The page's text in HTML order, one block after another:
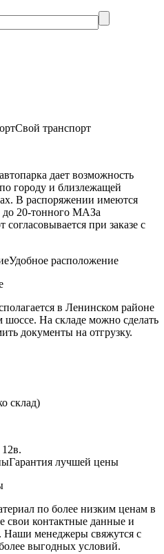
Свой транспорт
дает возможность
городу и близлежащей
В распоряжении имеются
20-тонного МАЗа
при заказе с
Удобное расположение
в Ленинском районе
На складе можно сделать
документы на отгрузку.
склад)
Гарантия лучшей цены
по более низким ценам в
свои контактные данные и
Наши менеджеры свяжутся с
выгодных условий.